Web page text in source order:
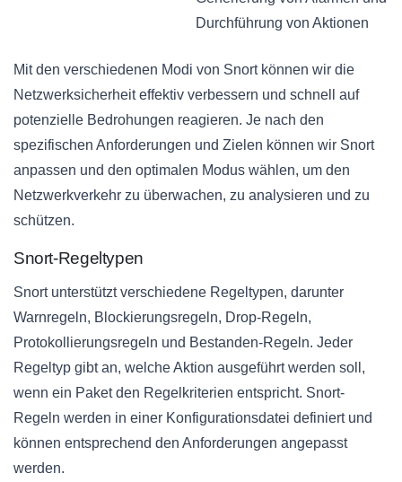
Durchführung von Aktionen
Mit den verschiedenen Modi von Snort können wir die
Netzwerksicherheit effektiv verbessern und schnell auf
potenzielle Bedrohungen reagieren. Je nach den
spezifischen Anforderungen und Zielen können wir Snort
anpassen und den optimalen Modus wählen, um den
Netzwerkverkehr zu überwachen, zu analysieren und zu
schützen.
Snort-Regeltypen
Snort unterstützt verschiedene Regeltypen, darunter
Warnregeln, Blockierungsregeln, Drop-Regeln,
Protokollierungsregeln und Bestanden-Regeln. Jeder
Regeltyp gibt an, welche Aktion ausgeführt werden soll,
wenn ein Paket den Regelkriterien entspricht. Snort-
Regeln werden in einer Konfigurationsdatei definiert und
können entsprechend den Anforderungen angepasst
werden.